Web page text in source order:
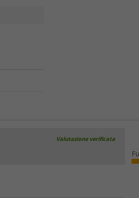
Valutazione verificata